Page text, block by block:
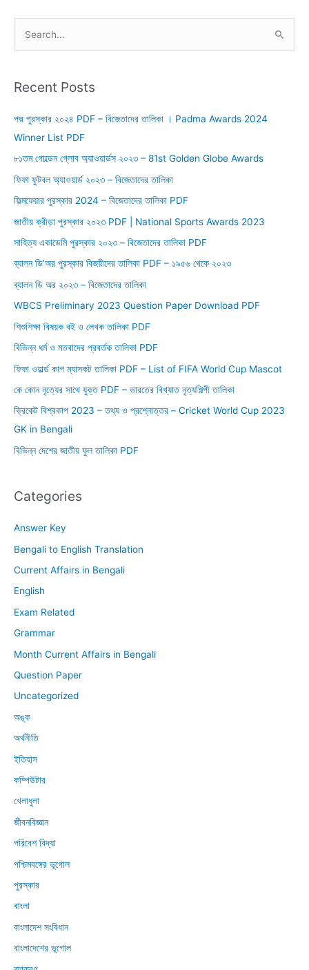
r
h
f
o
r
:
Recent Posts
পদ্ম পুরস্কার ২০২৪ PDF – বিজেতাদের তালিকা । Padma Awards 2024
Winner List PDF
৮১তম গোল্ডেন গ্লোব অ্যাওয়ার্ডস ২০২৩ – 81st Golden Globe Awards
ফিফা ফুটবল অ্যাওয়ার্ড ২০২৩ – বিজেতাদের তালিকা
ফিল্মফেয়ার পুরস্কার 2024 – বিজেতাদের তালিকা PDF
জাতীয় ক্রীড়া পুরস্কার ২০২৩ PDF | National Sports Awards 2023
সাহিত্য একাডেমি পুরস্কার ২০২৩ – বিজেতাদের তালিকা PDF
ব্যালন ডি’অর পুরস্কার বিজয়ীদের তালিকা PDF – ১৯৫৬ থেকে ২০২৩
ব্যালন ডি অর ২০২৩ – বিজেতাদের তালিকা
WBCS Preliminary 2023 Question Paper Download PDF
শিশুশিক্ষা বিষয়ক বই ও লেখক তালিকা PDF
বিভিন্ন ধর্ম ও মতবাদের প্রবর্তক তালিকা PDF
ফিফা ওয়ার্ল্ড কাপ ম্যাসকট তালিকা PDF – List of FIFA World Cup Mascot
কে কোন নৃত্যের সাথে যুক্ত PDF – ভারতের বিখ্যাত নৃত্যশিল্পী তালিকা
ক্রিকেট বিশ্বকাপ 2023 – তথ্য ও প্রশ্নোত্তর – Cricket World Cup 2023
GK in Bengali
বিভিন্ন দেশের জাতীয় ফুল তালিকা PDF
Categories
Answer Key
Bengali to English Translation
Current Affairs in Bengali
English
Exam Related
Grammar
Month Current Affairs in Bengali
Question Paper
Uncategorized
অঙ্ক
অর্থনীতি
ইতিহাস
কম্পিউটার
খেলাধুলা
জীবনবিজ্ঞান
পরিবেশ বিদ্যা
পশ্চিমবঙ্গের ভূগোল
পুরস্কার
বাংলা
বাংলাদেশ সংবিধান
বাংলাদেশের ভূগোল